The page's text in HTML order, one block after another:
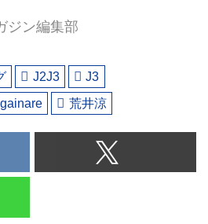
ジン編集部
J2J3
J3
gainare 荒井涼